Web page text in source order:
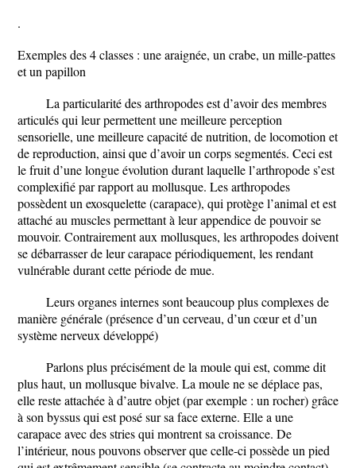
.
Exemples des 4 classes : une araignée, un crabe, un mille-pattes
et un papillon
La particularité des arthropodes est d’avoir des membres
articulés qui leur permettent une meilleure perception
sensorielle, une meilleure capacité de nutrition, de locomotion et
de reproduction, ainsi que d’avoir un corps segmentés. Ceci est
le fruit d’une longue évolution durant laquelle l’arthropode s’est
complexifié par rapport au mollusque. Les arthropodes
possèdent un exosquelette (carapace), qui protège l’animal et est
attaché au muscles permettant à leur appendice de pouvoir se
mouvoir. Contrairement aux mollusques, les arthropodes doivent
se débarrasser de leur carapace périodiquement, les rendant
vulnérable durant cette période de mue.
Leurs organes internes sont beaucoup plus complexes de
manière générale (présence d’un cerveau, d’un cœur et d’un
système nerveux développé)
Parlons plus précisément de la moule qui est, comme dit
plus haut, un mollusque bivalve. La moule ne se déplace pas,
elle reste attachée à d’autre objet (par exemple : un rocher) grâce
à son byssus qui est posé sur sa face externe. Elle a une
carapace avec des stries qui montrent sa croissance. De
l’intérieur, nous pouvons observer que celle-ci possède un pied